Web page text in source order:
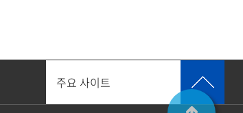
주요 사이트